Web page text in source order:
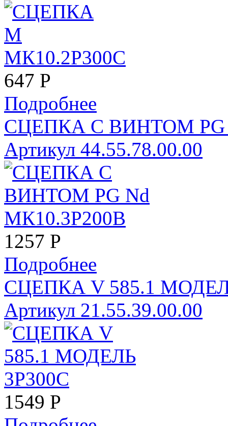
647 Р
Подробнее
СЦЕПКА С ВИНТОМ PG
Артикул 44.55.78.00.00
1257 Р
Подробнее
СЦЕПКА V 585.1
Артикул 21.55.39.00.00
1549 Р